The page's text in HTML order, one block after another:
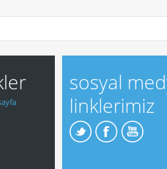
sosyal
linklerimiz